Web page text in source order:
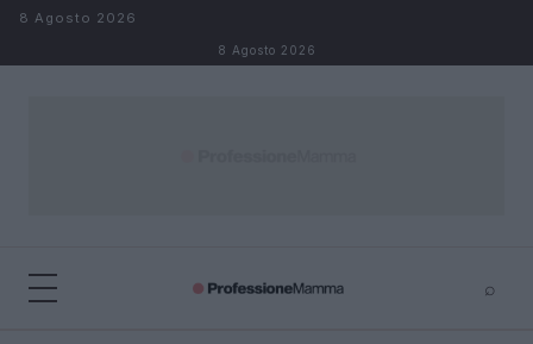
Salta al contenuto
8 Agosto 2026
8 Agosto 2026
⌕